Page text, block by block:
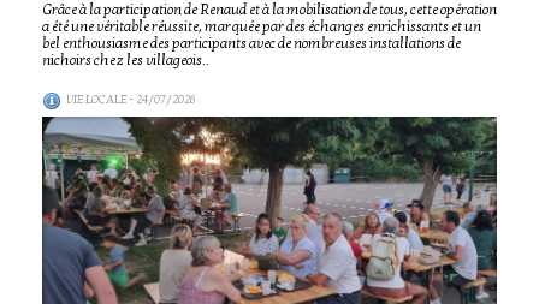
Grâce à la participation de Renaud et à la mobilisation de tous, cette opération
a été une véritable réussite, marquée par des échanges enrichissants et un
bel enthousiasme des participants avec de nombreuses installations de
nichoirs chez les villageois..
VIE LOCALE- 24/07/2026